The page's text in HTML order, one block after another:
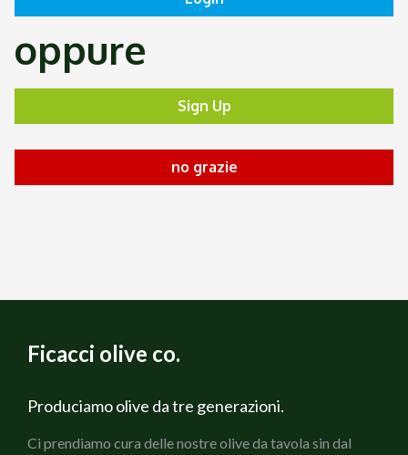
oppure
Ficacci olive co.
Produciamo olive da tre generazioni.
Ci prendiamo cura delle nostre olive da tavola sin dal